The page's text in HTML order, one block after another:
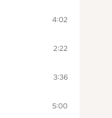
4:02
2:22
3:36
5:00